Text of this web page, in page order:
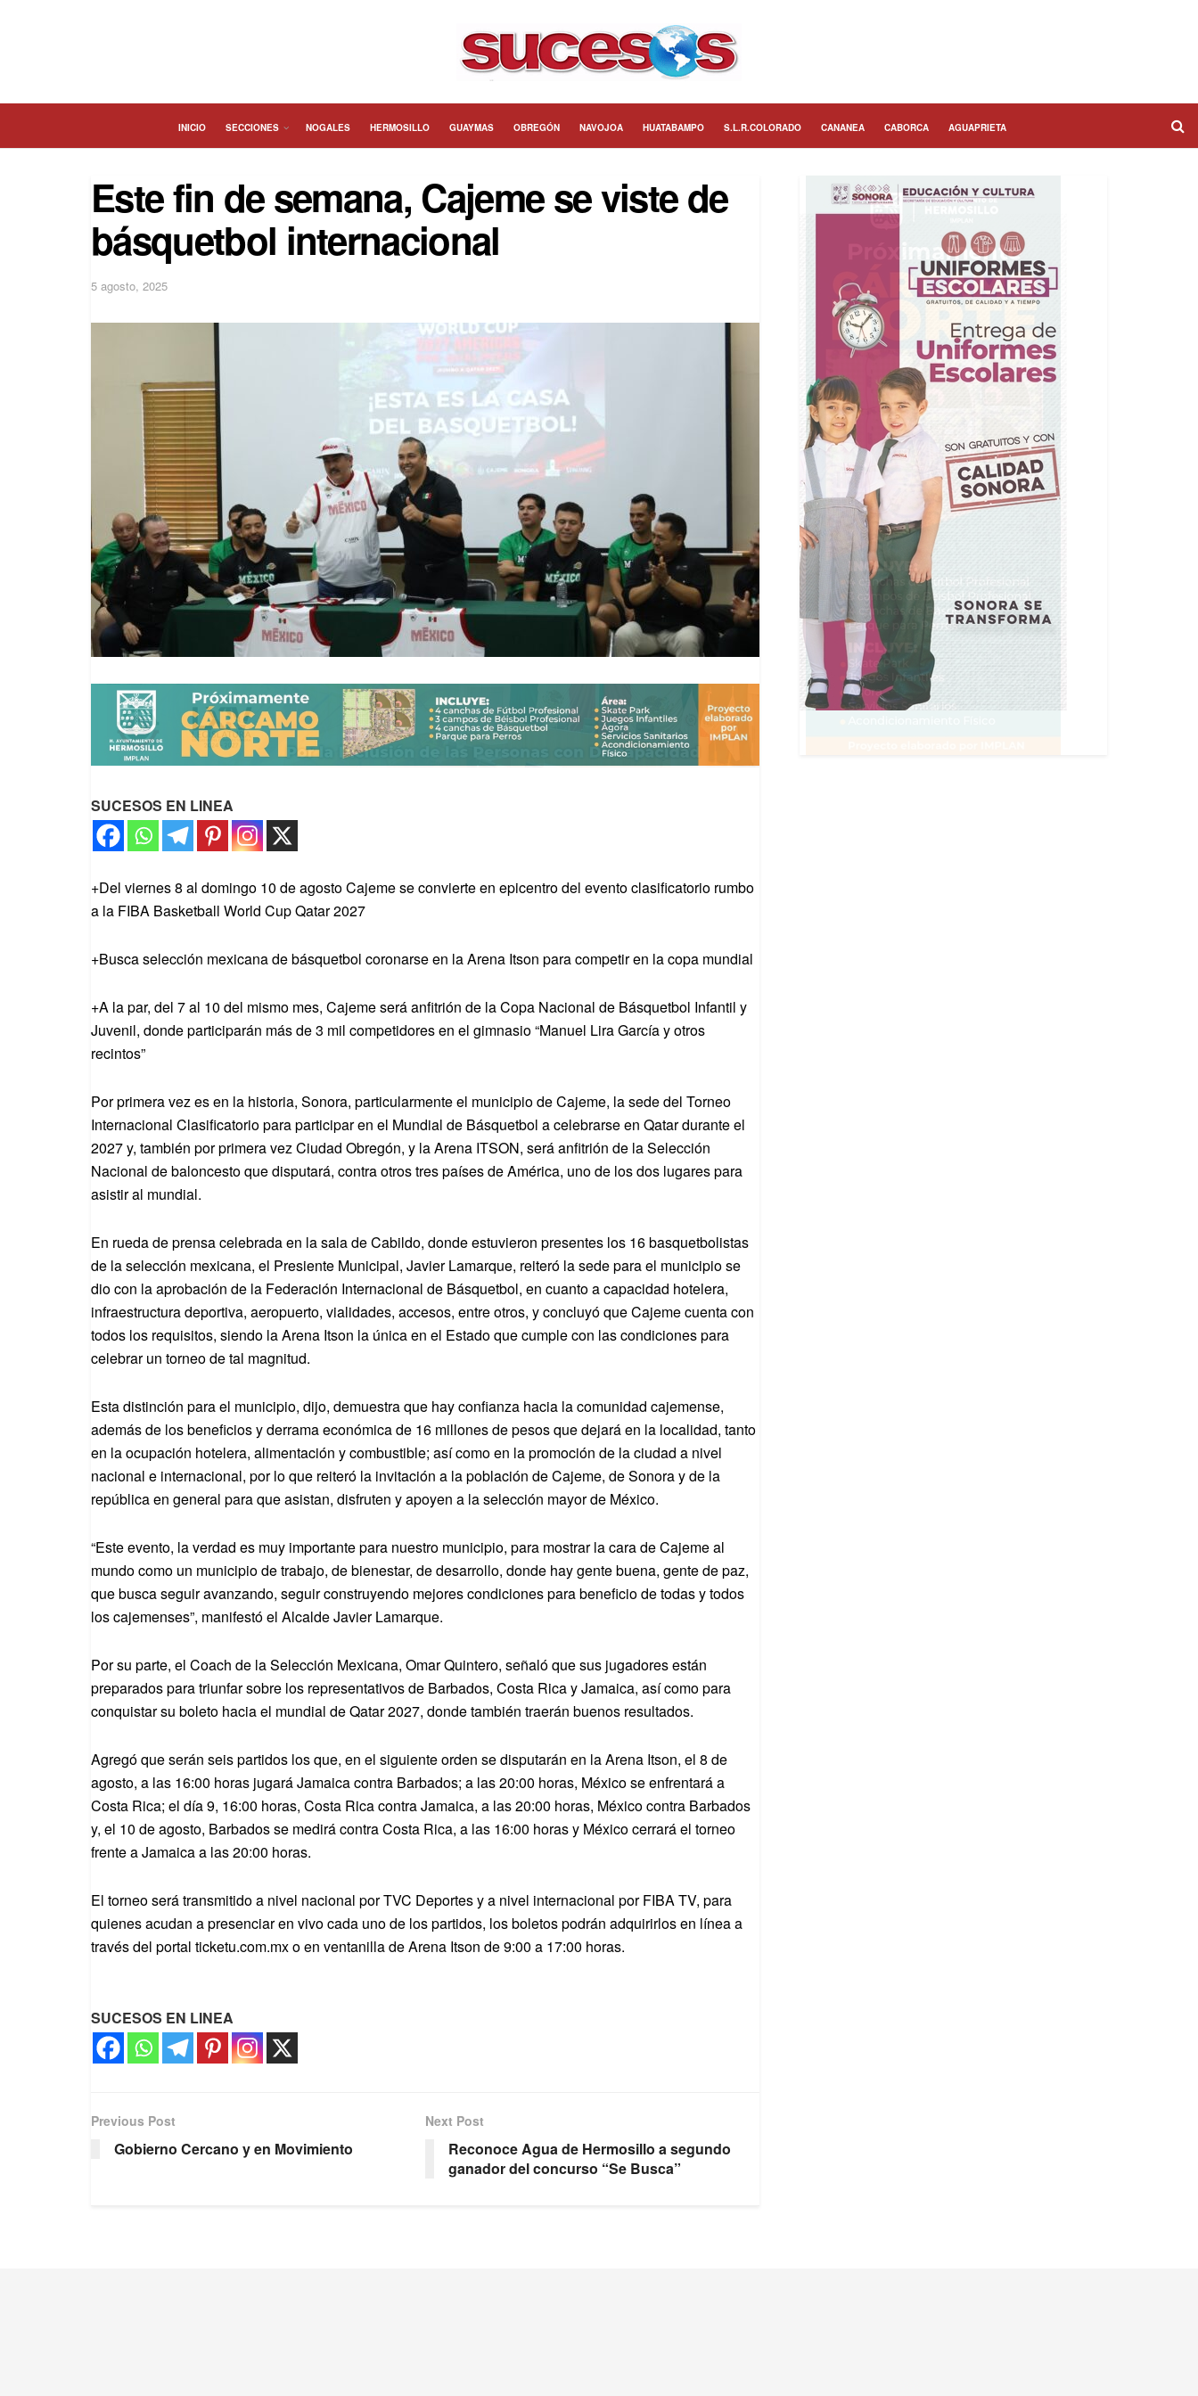
INICIO SECCIONES NOGALES HERMOSILLO GUAYMAS OBREGÓN NAVOJOA HUATABAMPO S.L.R.COLORADO CANANEA CABORCA AGUAPRIETA
Este fin de semana, Cajeme se viste de
básquetbol internacional
5 agosto, 2025
SUCESOS EN LINEA
+Del viernes 8 al domingo 10 de agosto Cajeme se convierte en epicentro del evento clasificatorio rumbo
a la FIBA Basketball World Cup Qatar 2027
+Busca selección mexicana de básquetbol coronarse en la Arena Itson para competir en la copa mundial
+A la par, del 7 al 10 del mismo mes, Cajeme será anfitrión de la Copa Nacional de Básquetbol Infantil y
Juvenil, donde participarán más de 3 mil competidores en el gimnasio “Manuel Lira García y otros
recintos”
Por primera vez es en la historia, Sonora, particularmente el municipio de Cajeme, la sede del Torneo
Internacional Clasificatorio para participar en el Mundial de Básquetbol a celebrarse en Qatar durante el
2027 y, también por primera vez Ciudad Obregón, y la Arena ITSON, será anfitrión de la Selección
Nacional de baloncesto que disputará, contra otros tres países de América, uno de los dos lugares para
asistir al mundial.
En rueda de prensa celebrada en la sala de Cabildo, donde estuvieron presentes los 16 basquetbolistas
de la selección mexicana, el Presiente Municipal, Javier Lamarque, reiteró la sede para el municipio se
dio con la aprobación de la Federación Internacional de Básquetbol, en cuanto a capacidad hotelera,
infraestructura deportiva, aeropuerto, vialidades, accesos, entre otros, y concluyó que Cajeme cuenta con
todos los requisitos, siendo la Arena Itson la única en el Estado que cumple con las condiciones para
celebrar un torneo de tal magnitud.
Esta distinción para el municipio, dijo, demuestra que hay confianza hacia la comunidad cajemense,
además de los beneficios y derrama económica de 16 millones de pesos que dejará en la localidad, tanto
en la ocupación hotelera, alimentación y combustible; así como en la promoción de la ciudad a nivel
nacional e internacional, por lo que reiteró la invitación a la población de Cajeme, de Sonora y de la
república en general para que asistan, disfruten y apoyen a la selección mayor de México.
“Este evento, la verdad es muy importante para nuestro municipio, para mostrar la cara de Cajeme al
mundo como un municipio de trabajo, de bienestar, de desarrollo, donde hay gente buena, gente de paz,
que busca seguir avanzando, seguir construyendo mejores condiciones para beneficio de todas y todos
los cajemenses”, manifestó el Alcalde Javier Lamarque.
Por su parte, el Coach de la Selección Mexicana, Omar Quintero, señaló que sus jugadores están
preparados para triunfar sobre los representativos de Barbados, Costa Rica y Jamaica, así como para
conquistar su boleto hacia el mundial de Qatar 2027, donde también traerán buenos resultados.
Agregó que serán seis partidos los que, en el siguiente orden se disputarán en la Arena Itson, el 8 de
agosto, a las 16:00 horas jugará Jamaica contra Barbados; a las 20:00 horas, México se enfrentará a
Costa Rica; el día 9, 16:00 horas, Costa Rica contra Jamaica, a las 20:00 horas, México contra Barbados
y, el 10 de agosto, Barbados se medirá contra Costa Rica, a las 16:00 horas y México cerrará el torneo
frente a Jamaica a las 20:00 horas.
El torneo será transmitido a nivel nacional por TVC Deportes y a nivel internacional por FIBA TV, para
quienes acudan a presenciar en vivo cada uno de los partidos, los boletos podrán adquirirlos en línea a
través del portal ticketu.com.mx o en ventanilla de Arena Itson de 9:00 a 17:00 horas.
SUCESOS EN LINEA
Previous Post
Gobierno Cercano y en Movimiento
Next Post
Reconoce Agua de Hermosillo a segundo
ganador del concurso “Se Busca”